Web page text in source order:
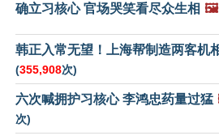
确立习核心 官场哭笑看尽众生相 🖼️
韩正入常无望！上海帮制造两客机
(355,908次)
六次喊拥护习核心 李鸿忠药量过猛
次)